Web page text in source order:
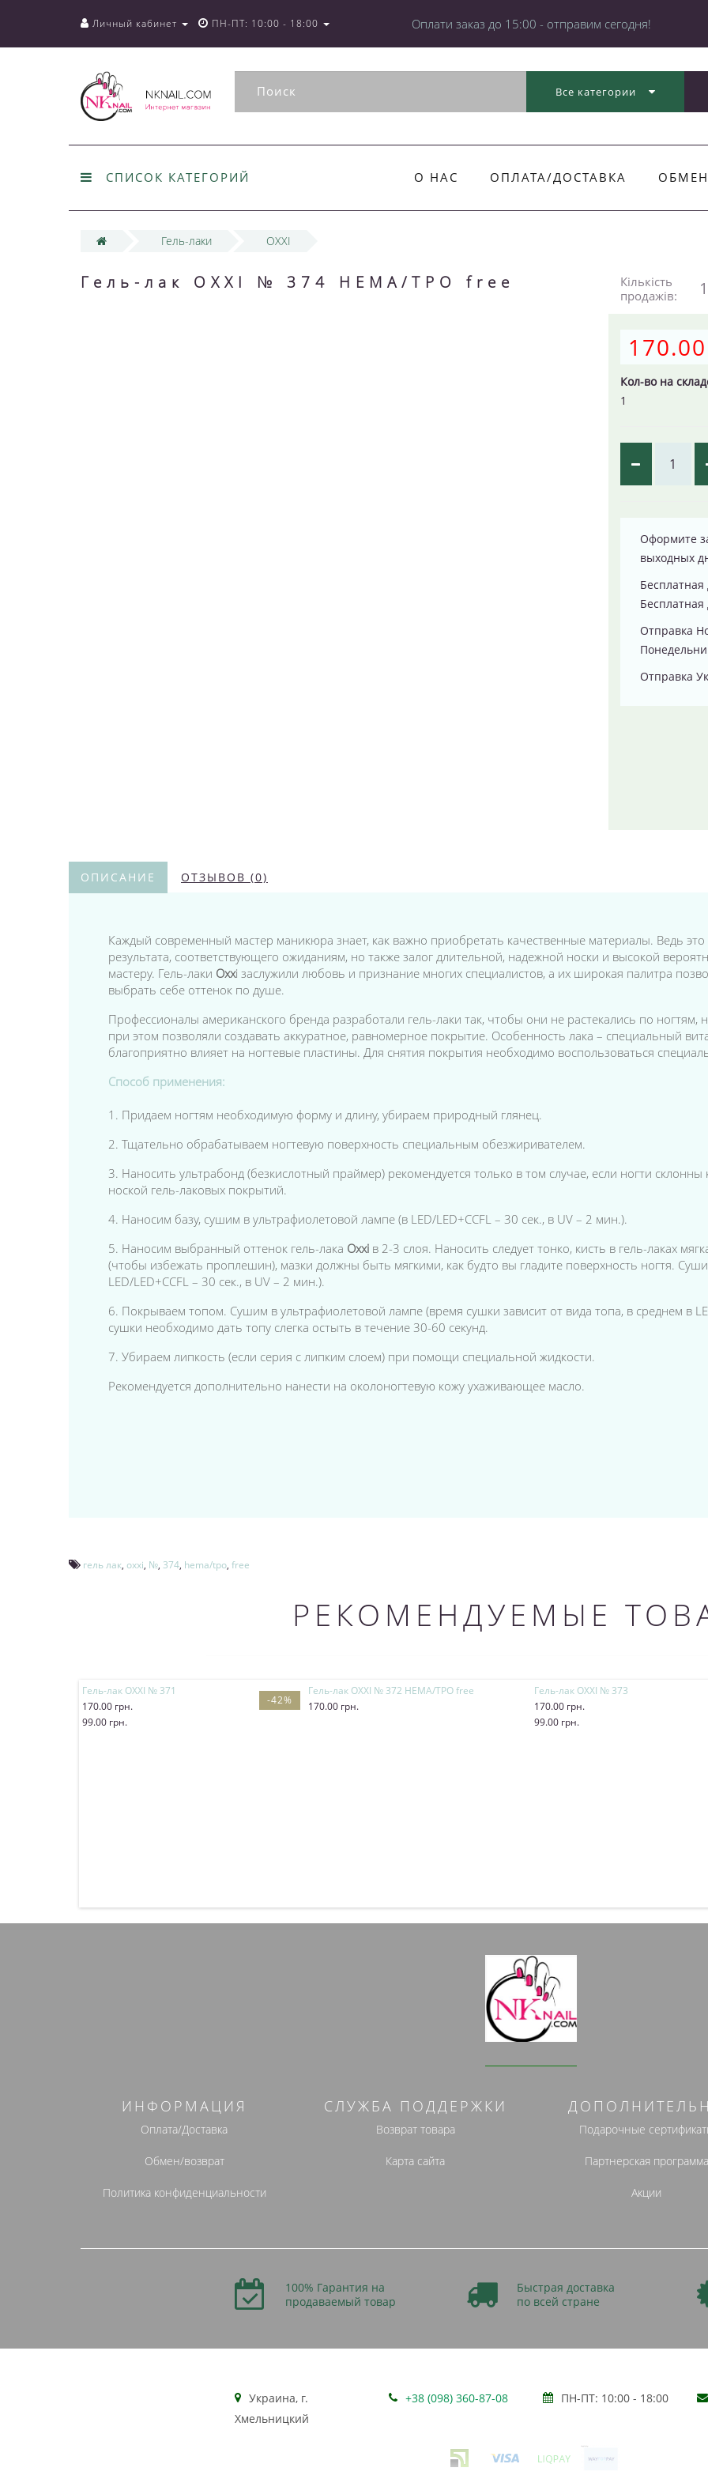
Оплати заказ до 15:00 - отправим сегодня!
Личный кабинет ПН-ПТ: 10:00 - 18:00
Все категории
СПИСОК КАТЕГОРИЙ О НАС ОПЛАТА/ДОСТАВКА
Гель-лаки OXXI
Гель-лак OXXI № 374 HEMA/TPO free
Кількість
продажів:
Кол-во на
1
Оформите
выходных
Бесплатная
Отправка
Отправка
ОПИСАНИЕ ОТЗЫВОВ (0)
Каждый современный мастер маникюра знает, как важно приобретать качественные материалы. Ведь это
результата, соответствующего ожиданиям, но также залог длительной, надежной носки и высокой
мастеру. Гель-лаки Oxxi заслужили любовь и признание многих специалистов, а их широкая палитра
выбрать себе оттенок по душе.
Профессионалы американского бренда разработали гель-лаки так, чтобы они не растекались по ногтям,
при этом позволяли создавать аккуратное, равномерное покрытие. Особенность лака – специальный
благоприятно влияет на ногтевые пластины. Для снятия покрытия необходимо воспользоваться
Способ применения:
1. Придаем ногтям необходимую форму и длину, убираем природный глянец.
2. Тщательно обрабатываем ногтевую поверхность специальным обезжиривателем.
3. Наносить ультрабонд (безкислотный праймер) рекомендуется только в том случае, если ногти
ноской гель-лаковых покрытий.
4. Наносим базу, сушим в ультрафиолетовой лампе (в LED/LED+CCFL – 30 сек., в UV – 2 мин.).
5. Наносим выбранный оттенок гель-лака Oxxi в 2-3 слоя. Наносить следует тонко, кисть в гель-лаках
(чтобы избежать проплешин), мазки должны быть мягкими, как будто вы гладите поверхность ногтя.
LED/LED+CCFL – 30 сек., в UV – 2 мин.).
6. Покрываем топом. Сушим в ультрафиолетовой лампе (время сушки зависит от вида топа, в среднем в
сушки необходимо дать топу слегка остыть в течение 30-60 секунд.
7. Убираем липкость (если серия с липким слоем) при помощи специальной жидкости.
Рекомендуется дополнительно нанести на околоногтевую кожу ухаживающее масло.
гель лак, oxxi, №, 374, hema/tpo, free
РЕКОМЕНДУЕМЫЕ
-42%
Гель-лак OXXI № 371
170.00 грн.
99.00 грн.
Гель-лак OXXI № 372 HEMA/TPO free
170.00 грн.
Гель-лак OXXI № 373
170.00 грн.
99.00 грн.
ИНФОРМАЦИЯ
Оплата/Доставка
Обмен/возврат
Политика конфиденциальности
СЛУЖБА ПОДДЕРЖКИ
Возврат товара
Карта сайта
Подарочные
Партнерская программа
Акции
100% Гарантия на
продаваемый товар
Быстрая доставка
по всей стране
Украина, г.
Хмельницкий
+38 (098) 360-87-08 ПН-ПТ: 10:00 - 18:00